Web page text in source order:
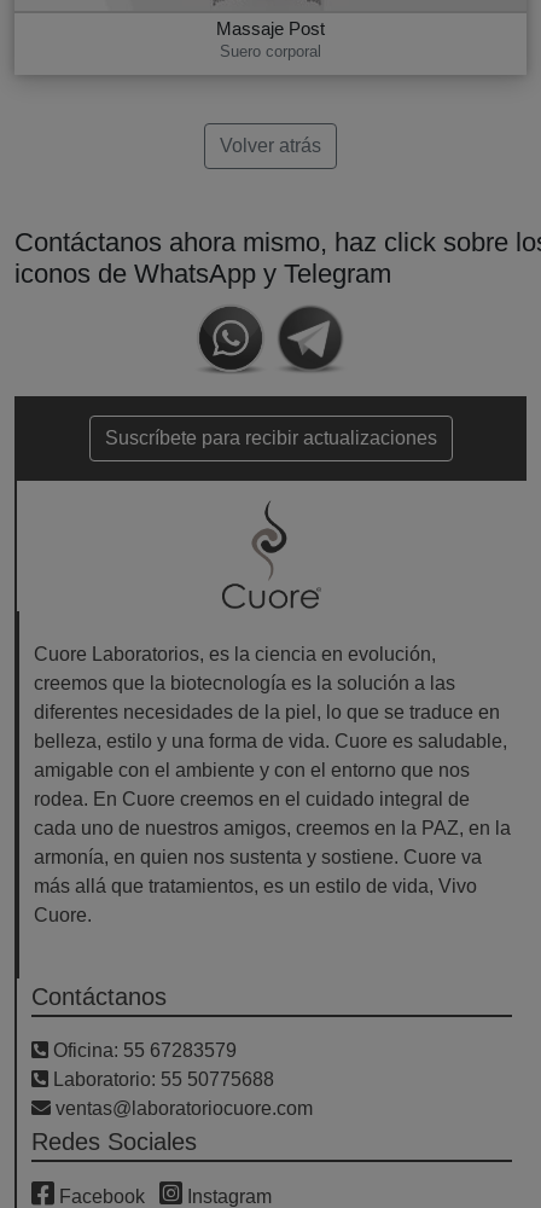
Massaje Post
Suero corporal
Volver atrás
Contáctanos ahora mismo, haz click sobre
iconos de WhatsApp y Telegram
Suscríbete para recibir actualizaciones
Cuore Laboratorios, es la ciencia en evolución,
creemos que la biotecnología es la solución a las
diferentes necesidades de la piel, lo que se traduce en
belleza, estilo y una forma de vida. Cuore es saludable,
amigable con el ambiente y con el entorno que nos
rodea. En Cuore creemos en el cuidado integral de
cada uno de nuestros amigos, creemos en la PAZ, en la
armonía, en quien nos sustenta y sostiene. Cuore va
más allá que tratamientos, es un estilo de vida, Vivo
Cuore.
Contáctanos
Oficina: 55 67283579
Laboratorio: 55 50775688
ventas@laboratoriocuore.com
Redes Sociales
Facebook Instagram